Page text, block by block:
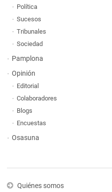
Política
Sucesos
Tribunales
Sociedad
Pamplona
Opinión
Editorial
Colaboradores
Blogs
Encuestas
Osasuna
Quiénes somos